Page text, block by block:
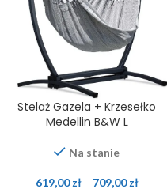
Stelaż Gazela + Krzesełko
Medellin B&W L
Na stanie
619,00zł – 709,00zł